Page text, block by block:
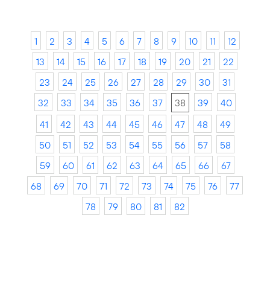
1 2 3 4 5 6 7 8 9 10 11
12
13
14 15 16 17 18 19 20 21
22
23
24 25 26 27 28 29 30
31
32
33 34 35 36 37 38 39
40
41
42 43 44 45 46 47 48
49
50
51 52 53 54 55 56 57
58
59
60 61 62 63 64 65 66
67
68
69 70 71 72 73 74 75 76
77
78
79 80 81 82